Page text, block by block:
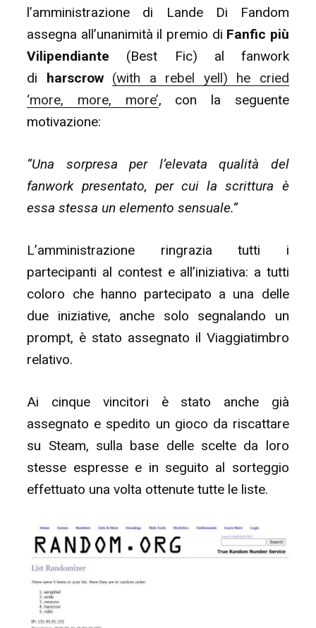
l’amministrazione di Lande Di Fandom
assegna all’unanimità il premio di Fanfic più
Vilipendiante (Best Fic) al fanwork
di harscrow (with a rebel yell) he cried
‘more, more, more’, con la seguente
motivazione:
“Una sorpresa per l’elevata qualità del
fanwork presentato, per cui la scrittura è
essa stessa un elemento sensuale.”
L’amministrazione ringrazia tutti i
partecipanti al contest e all’iniziativa: a tutti
coloro che hanno partecipato a una delle
due iniziative, anche solo segnalando un
prompt, è stato assegnato il Viaggiatimbro
relativo.
Ai cinque vincitori è stato anche già
assegnato e spedito un gioco da riscattare
su Steam, sulla base delle scelte da loro
stesse espresse e in seguito al sorteggio
effettuato una volta ottenute tutte le liste.